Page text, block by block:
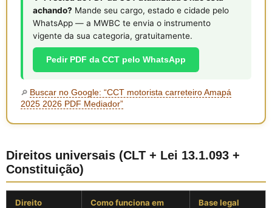
achando? Mande seu cargo, estado e cidade pelo
WhatsApp — a MWBC te envia o instrumento
vigente da sua categoria, gratuitamente.
Pedir PDF da CCT pelo WhatsApp
🔎 Buscar no Google: “CCT motorista carreteiro Amapá
2025 2026 PDF Mediador”
Direitos universais (CLT + Lei 13.1.093 +
Constituição)
Direito
Como funciona em
Base legal